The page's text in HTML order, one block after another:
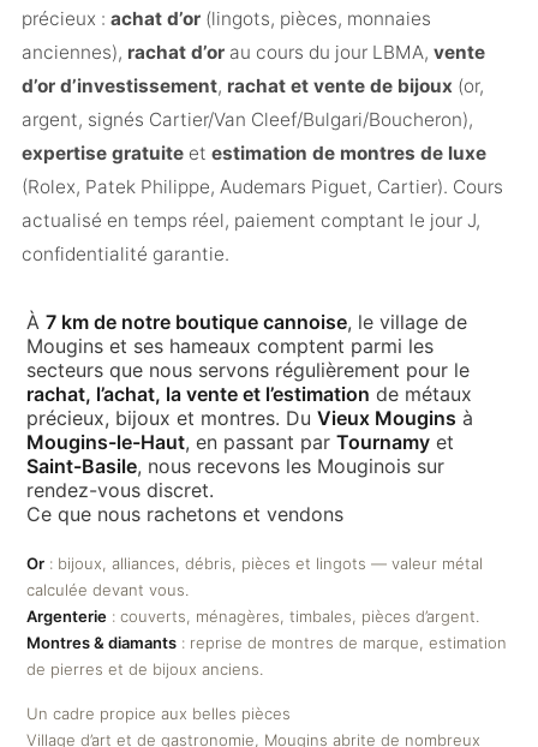
précieux : achat d’or (lingots, pièces, monnaies
anciennes), rachat d’or au cours du jour LBMA, vente
d’or d’investissement, rachat et vente de bijoux (or,
argent, signés Cartier/Van Cleef/Bulgari/Boucheron),
expertise gratuite et estimation de montres de luxe
(Rolex, Patek Philippe, Audemars Piguet, Cartier). Cours
actualisé en temps réel, paiement comptant le jour J,
confidentialité garantie.
À7 km de notre boutique cannoise, le village de
Mougins et ses hameaux comptent parmi les
secteurs que nous servons régulièrement pour le
rachat, l’achat, la vente et l’estimation de métaux
précieux, bijoux et montres. DuVieux Mougins à
Mougins-le-Haut, en passant parTournamy et
Saint-Basile, nous recevons les Mouginois sur
rendez-vous discret.
Ce que nous rachetons et vendons
Or : bijoux, alliances, débris, pièces et lingots — valeur métal
calculée devant vous.
Argenterie : couverts, ménagères, timbales, pièces d’argent.
Montres & diamants : reprise de montres de marque, estimation
de pierres et de bijoux anciens.
Un cadre propice aux belles pièces
Village d’art et de gastronomie, Mougins abrite de nombreux